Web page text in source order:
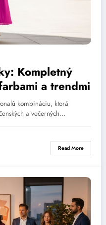
Kompletný
a trendmi
kombináciu, ktorá
a večerných…
Read More